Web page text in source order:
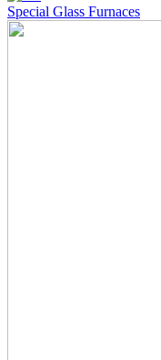
Special Glass Furnaces